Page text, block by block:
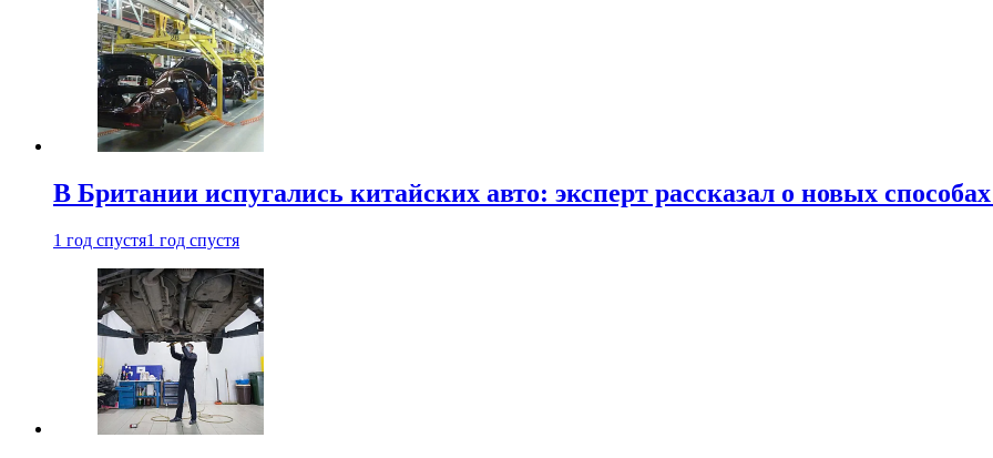
В Британии испугались китайских авто: эксперт рассказал о новых
1 год спустя1 год спустя